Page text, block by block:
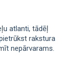
atlanti, tādēļ
rakstura
nepārvarams.